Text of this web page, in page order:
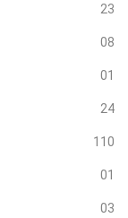
23
08
01
24
110
01
03